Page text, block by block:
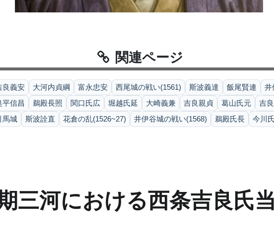
関連ページ
良義安 大河内貞綱 富永忠安 西尾城の戦い(1561) 斯波義達 飯尾賢連
井
平信昌 鵜殿長照 関口氏広 堀越氏延 大崎義兼 吉良親貞 葛山氏元
吉
馬城 斯波詮直 花倉の乱(1526~27) 井伊谷城の戦い(1568) 鵜殿氏長 今川
三河における西条吉良氏